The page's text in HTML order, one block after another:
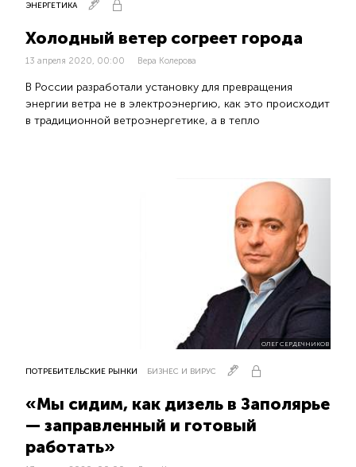
ЭНЕРГЕТИКА
Холодный ветер согреет города
13 апреля 2020, 00:00 Вера Колерова
В России разработали установку для превращения
энергии ветра не в электроэнергию, как это происходит
в традиционной ветроэнергетике, а в тепло
ОЛЕГ СЕРДЕЧНИКОВ
ПОТРЕБИТЕЛЬСКИЕ РЫНКИ БИЗНЕС И ВИРУС
«Мы сидим, как дизель в Заполярье
— заправленный и готовый
работать»